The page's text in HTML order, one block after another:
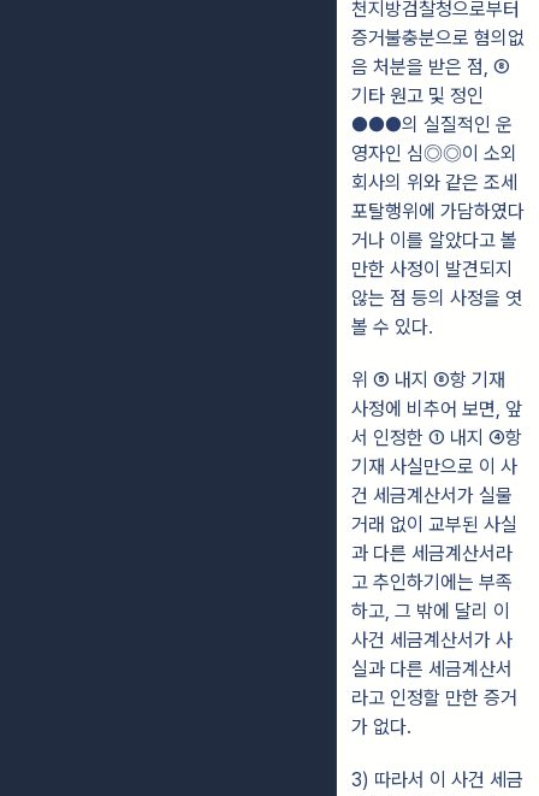
천지방검찰청으로부터
증거불충분으로 혐의없
음 처분을 받은 점, ⑧
기타 원고 및 정인
●●●의 실질적인 운
영자인 심◎◎이 소외
회사의 위와 같은 조세
포탈행위에 가담하였다
거나 이를 알았다고 볼
만한 사정이 발견되지
않는 점 등의 사정을 엿
볼 수 있다.
위 ⑤ 내지 ⑧항 기재
사정에 비추어 보면, 앞
서 인정한 ① 내지 ④항
기재 사실만으로 이 사
건 세금계산서가 실물
거래 없이 교부된 사실
과 다른 세금계산서라
고 추인하기에는 부족
하고, 그 밖에 달리 이
사건 세금계산서가 사
실과 다른 세금계산서
라고 인정할 만한 증거
가 없다.
3) 따라서 이 사건 세금